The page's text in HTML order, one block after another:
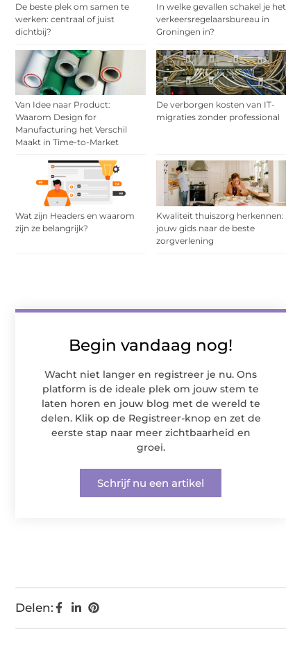
De beste plek om samen te
werken: centraal of juist
dichtbij?
In welke gevallen schakel je het
verkeersregelaarsbureau in
Groningen in?
Van Idee naar Product:
Waarom Design for
Manufacturing het Verschil
Maakt in Time-to-Market
De verborgen kosten van IT-
migraties zonder professional
Wat zijn Headers en waarom
zijn ze belangrijk?
Kwaliteit thuiszorg herkennen:
jouw gids naar de beste
zorgverlening
Begin vandaag nog!
Wacht niet langer en registreer je nu. Ons
platform is de ideale plek om jouw stem te
laten horen en jouw blog met de wereld te
delen. Klik op de Registreer-knop en zet de
eerste stap naar meer zichtbaarheid en
groei.
Schrijf nu een artikel
Delen: